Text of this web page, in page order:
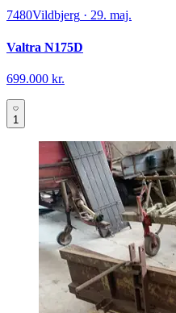
7480Vildbjerg · 29. maj.
Valtra N175D
699.000 kr.
1